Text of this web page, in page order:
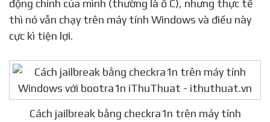
động chính của mình (thường là ổ C), nhưng thực tế
thì nó vẫn chạy trên máy tính Windows và điều này
cực kì tiện lợi.
Cách jailbreak bằng checkra1n trên máy tính